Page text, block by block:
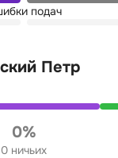
подач
Петр
0%
0 ничьих